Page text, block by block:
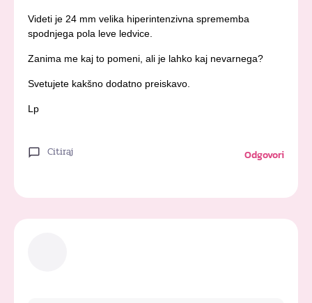
Videti je 24 mm velika hiperintenzivna sprememba
spodnjega pola leve ledvice.
Zanima me kaj to pomeni, ali je lahko kaj nevarnega?
Svetujete kakšno dodatno preiskavo.
Lp
Citiraj Odgovori